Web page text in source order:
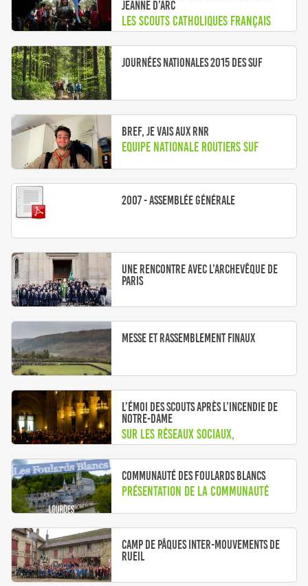
Jeanne d’Arc
Les scouts catholiques français
Johanniques
Journées nationales 2015 des SUF
Bref, je vais aux RNR
Equipe Nationale Routiers SUF
2007 - Assemblée générale
Une rencontre avec l’archevêque de
Paris
Messe et Rassemblement finaux
L’émoi des scouts après l’incendie de
Notre-Dame
Sur les réseaux sociaux,
ont rendu hommage à la
cathédrale
Communauté des Foulards blancs
Présentation de la communauté
Camp de Pâques inter-mouvements de
Rueil